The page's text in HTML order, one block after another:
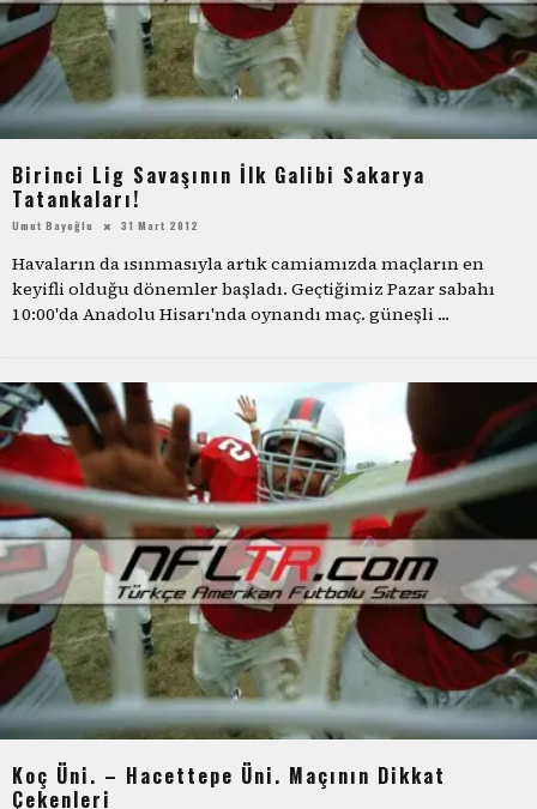
Birinci Lig Savaşının İlk Galibi Sakarya
Tatankaları!
Umut Bayoğlu 31 Mart 2012
Havaların da ısınmasıyla artık camiamızda maçların en
keyifli olduğu dönemler başladı. Geçtiğimiz Pazar sabahı
10:00'da Anadolu Hisarı'nda oynandı maç. güneşli ...
Koç Üni. – Hacettepe Üni. Maçının Dikkat
Çekenleri